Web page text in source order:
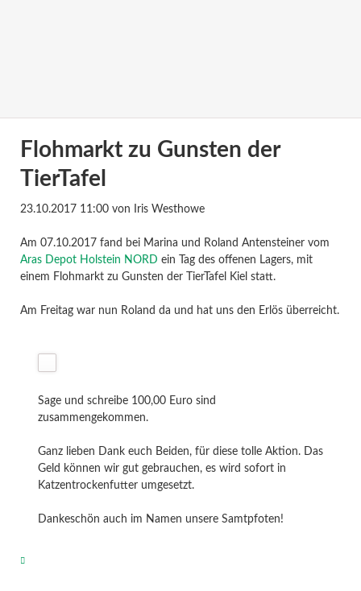
Flohmarkt zu Gunsten der
TierTafel
23.10.2017 11:00von Iris Westhowe
Am 07.10.2017 fand bei Marina und Roland Antensteiner vom
Aras Depot Holstein NORD ein Tag des offenen Lagers, mit
einem Flohmarkt zu Gunsten der TierTafel Kiel statt.
Am Freitag war nun Roland da und hat uns den Erlös überreicht.
Sage und schreibe 100,00 Euro sind
zusammengekommen.
Ganz lieben Dank euch Beiden, für diese tolle Aktion. Das
Geld können wir gut gebrauchen, es wird sofort in
Katzentrockenfutter umgesetzt.
Dankeschön auch im Namen unsere Samtpfoten!